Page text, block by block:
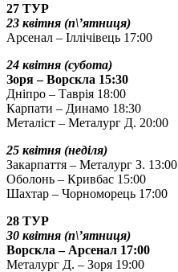
27 ТУР
23 квітня (п\’ятниця)
Арсенал – Іллічівець 17:00
24 квітня (субота)
Зоря – Ворскла 15:30
Дніпро – Таврія 18:00
Карпати – Динамо 18:30
Металіст – Металург Д. 20:00
25 квітня (неділя)
Закарпаття – Металург З. 13:00
Оболонь – Кривбас 15:00
Шахтар – Чорноморець 17:00
28 ТУР
30 квітня (п\’ятниця)
Ворскла – Арсенал 17:00
Металург Д. – Зоря 19:00